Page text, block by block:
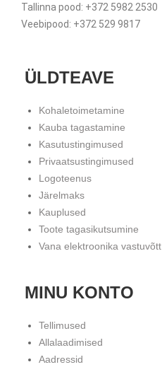
Tallinna pood: +372 5982 2530
Veebipood: +372 529 9817
ÜLDTEAVE
Kohaletoimetamine
Kauba tagastamine
Kasutustingimused
Privaatsustingimused
Logoteenus
Järelmaks
Kauplused
Toote tagasikutsumine
Vana elektroonika vastuvõtt
MINU KONTO
Tellimused
Allalaadimised
Aadressid